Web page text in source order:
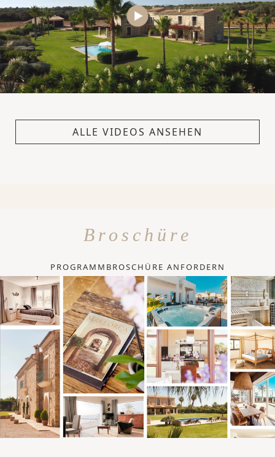
ALLE VIDEOS ANSEHEN
Broschüre
PROGRAMMBROSCHÜRE ANFORDERN